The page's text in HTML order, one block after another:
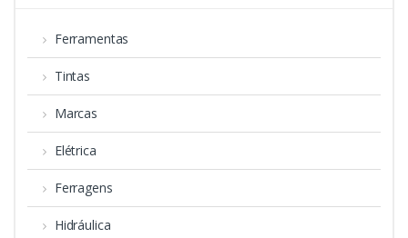
Ferramentas
Tintas
Marcas
Elétrica
Ferragens
Hidráulica